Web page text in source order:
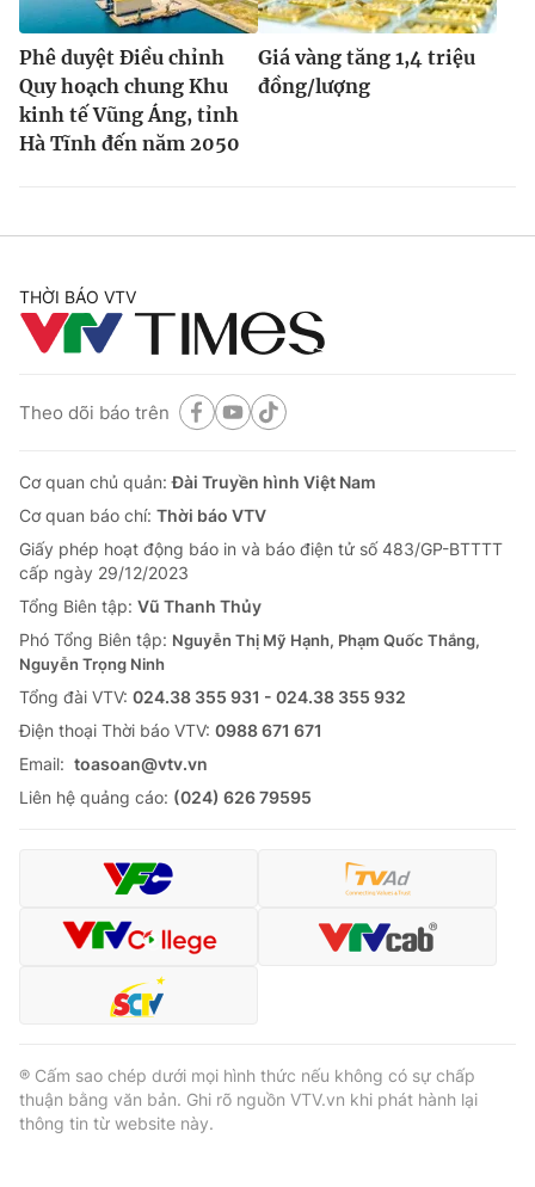
Phê duyệt Điều chỉnh
Quy hoạch chung Khu
kinh tế Vũng Áng, tỉnh
Hà Tĩnh đến năm 2050
Giá vàng tăng 1,4 triệu
đồng/lượng
THỜI BÁO VTV
Theo dõi báo trên
Cơ quan chủ quản:Đài Truyền hình Việt Nam
Cơ quan báo chí: Thời báo VTV
Giấy phép hoạt động báo in và báo điện tử số 483/GP-BTTTT
cấp ngày 29/12/2023
Tổng Biên tập: Vũ Thanh Thủy
Phó Tổng Biên tập: Nguyễn Thị Mỹ Hạnh, Phạm Quốc Thắng,
Nguyễn Trọng Ninh
Tổng đài VTV: 024.38 355 931 - 024.38 355 932
Ðiện thoại Thời báo VTV: 0988 671 671
Email: toasoan@vtv.vn
Liên hệ quảng cáo: (024) 626 79595
® Cấm sao chép dưới mọi hình thức nếu không có sự chấp
thuận bằng văn bản. Ghi rõ nguồn VTV.vn khi phát hành lại
thông tin từ website này.